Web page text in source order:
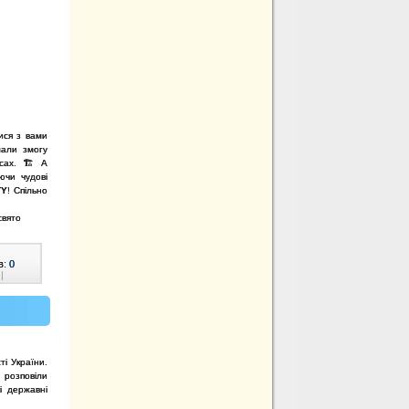
з вами
змогу
🏗️ А
чудові
! Спільно
0
|
України.
державні